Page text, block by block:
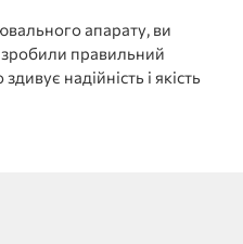
апарату, ви
правильний
надійність і якість